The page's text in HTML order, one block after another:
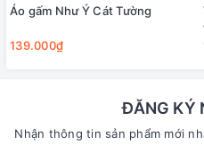
Áo gấm Như Ý Cát Tường
139.000₫
ĐĂNG KÝ
Nhận thông tin sản phẩm mới